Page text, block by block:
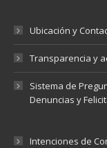
Ubicación y
Transparencia y
Sistema de
Denuncias y
Intenciones de